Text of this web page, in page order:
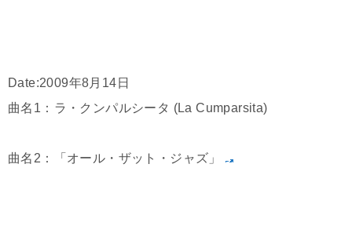
Date:2009年8月14日
曲名1：ラ・クンパルシータ (La Cumparsita)
曲名2：「オール・ザット・ジャズ」